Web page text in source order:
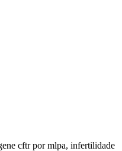
cftr por mlpa, infertilidade